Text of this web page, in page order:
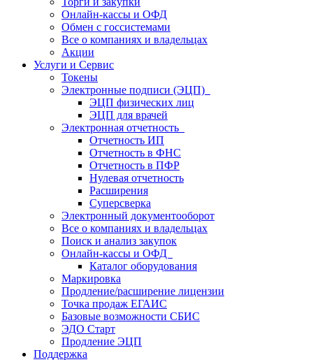
Онлайн-кассы и ОФД
Обмен с госсистемами
Все о компаниях и владельцах
Акции
Услуги и Сервис
Токены
Электронные подписи (ЭЦП)
ЭЦП физических лиц
ЭЦП для врачей
Электронная отчетность
Отчетность ИП
Отчетность в ФНС
Отчетность в ПФР
Нулевая отчетность
Расширения
Суперсверка
Электронный документооборот
Все о компаниях и владельцах
Поиск и анализ закупок
Онлайн-кассы и ОФД
Каталог оборудования
Маркировка
Продление/расширение лицензии
Точка продаж ЕГАИС
Базовые возможности СБИС
ЭДО Старт
Продление ЭЦП
Поддержка